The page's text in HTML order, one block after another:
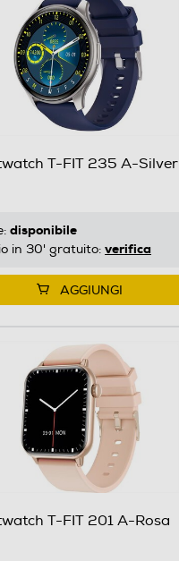
T-FIT 235 A-Silver
disponibile
in 30' gratuito: verifica
AGGIUNGI
T-FIT 201 A-Rosa